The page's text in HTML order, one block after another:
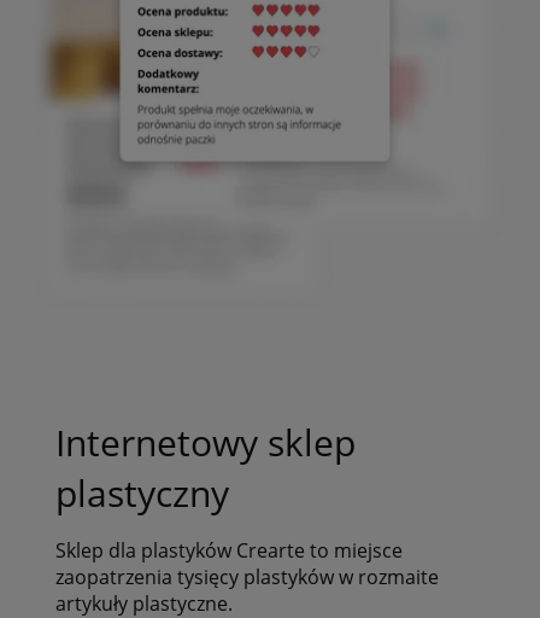
Internetowy sklep
plastyczny
Sklep dla plastykówCrearte to miejsce
zaopatrzenia tysięcy plastykóww rozmaite
artykuły plastyczne.